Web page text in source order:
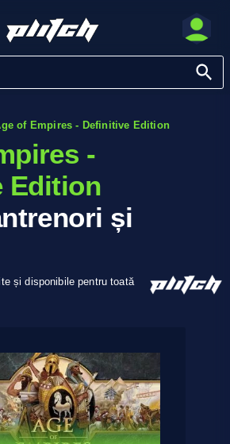
of Empires - Definitive Edition
-
Edition
și
și disponibile pentru toată